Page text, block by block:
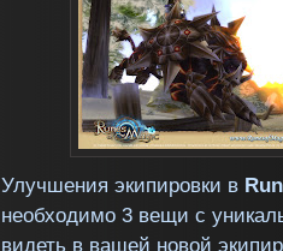
Улучшения экипировки в
необходимо 3 вещи с
видеть в вашей новой